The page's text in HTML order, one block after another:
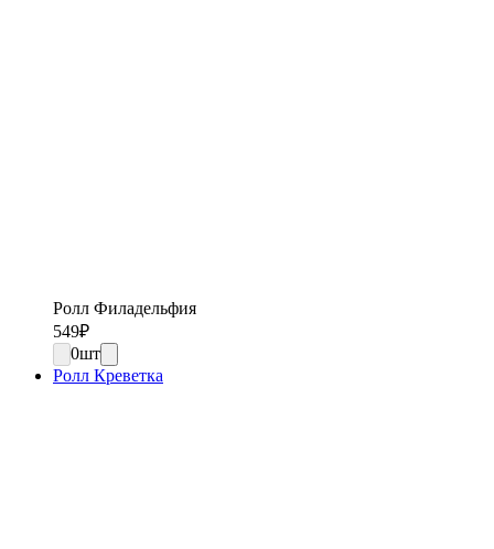
Ролл Филадельфия
549₽
0шт
Ролл Креветка